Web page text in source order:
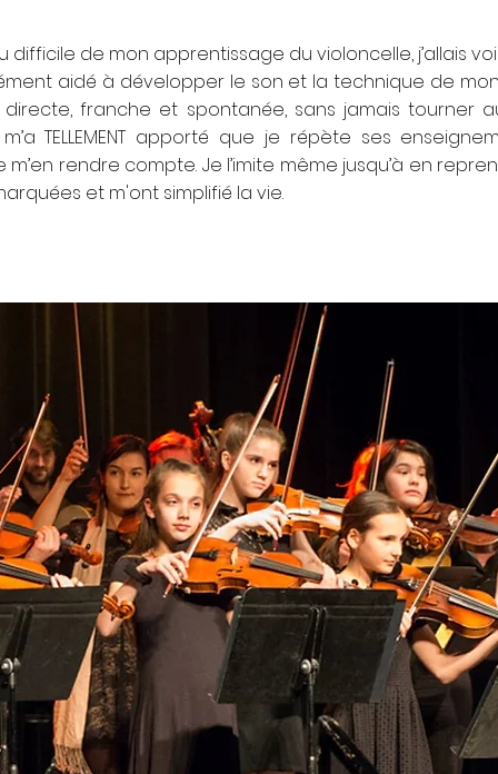
difficile de mon apprentissage du violoncelle, j’allais
aidé à développer le son et la technique de
franche et spontanée, sans jamais tourner
TELLEMENT apporté que je répète ses
m’en rendre compte. Je l’imite même jusqu’à en
et m'ont simplifié la vie.